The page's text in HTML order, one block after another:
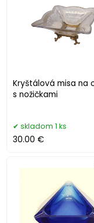
Kryštálová misa na
s nožičkami
skladom 1 ks
30.00 €